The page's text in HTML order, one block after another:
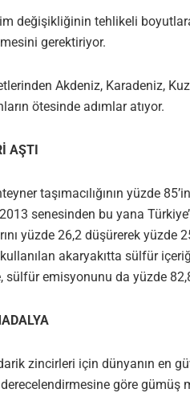
değişikliğinin tehlikeli
gerektiriyor.
Akdeniz, Karadeniz,
ötesinde adımlar atıyor.
AŞTI
taşımacılığının yüzde
senesinden bu yana
yüzde 26,2 düşürerek yüzde
akaryakıtta sülfür
sülfür emisyonunu da yüzde
zincirleri için dünyanın en
göre gümüş